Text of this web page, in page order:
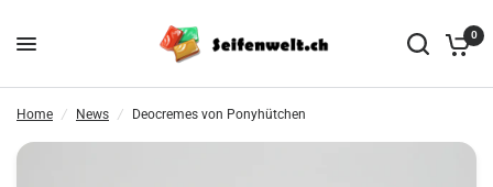
0
Home / News / Deocremes von Ponyhütchen
Deocremes von Ponyhütchen